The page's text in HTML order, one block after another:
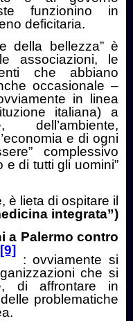
funzionino in
deficitaria.
della bellezza” è
associazioni, le
che abbiano
occasionale –
in linea
italiana) a
e di ogni
complessivo
e di tutti gli uomini”
è lieta di ospitare il
integrata”)
a Palermo contro
[9]
: ovviamente si
che si
di affrontare in
delle problematiche